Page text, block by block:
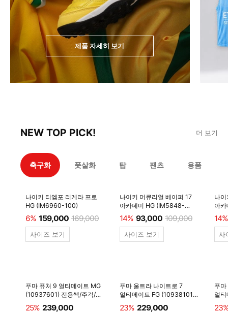
제품 자세히 보기
NEW TOP PICK! 더 보기
축구화 풋살화 탑 팬츠 용품
나이키 티엠포 리게라 프로
HG (IM6960-100)
6% 159,000 169,000
사이즈 보기
나이키 머큐리얼 베이퍼 17
아카데미 HG (IM5848-
600)
14% 93,000 109,000
사이즈 보기
나
아
14%
사
푸마 퓨처 9 얼티메이트 MG
(10937601) 전용쌕/주걱/
양말 #
25% 239,000
푸마 울트라 나이트로 7
얼티메이트 FG (10938101)
전용쌕/주걱/양말 #
23% 229,000
푸
얼
전